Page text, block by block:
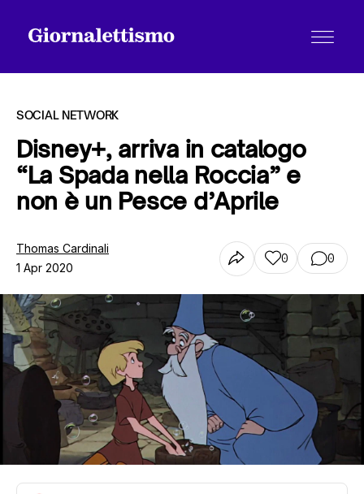
Tutti gli articoli
Chi siamo
Contatti
SOCIAL NETWORK
Disney+, arriva in catalogo
“La Spada nella Roccia” e
non è un Pesce d’Aprile
Thomas Cardinali
1 Apr 2020
0 0